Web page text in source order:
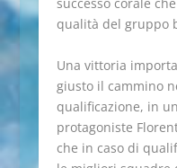
qualità del gruppo
Una vittoria
giusto il cammino
qualificazione, in
protagoniste
che in caso di